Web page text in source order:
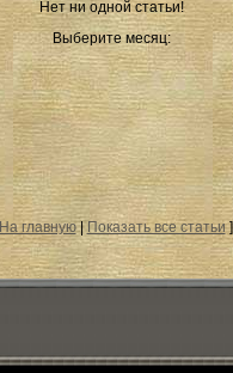
Нет ни одной статьи!
Выберите месяц:
На главную| Показать все статьи]